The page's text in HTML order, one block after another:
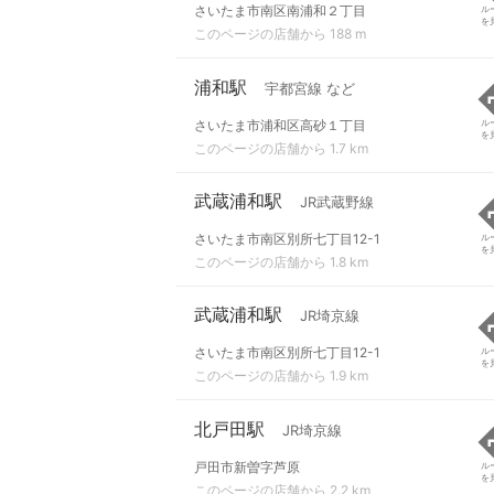
さいたま市南区南浦和２丁目
このページの店舗から 188 m
ル
を
浦和駅 宇都宮線 など
さいたま市浦和区高砂１丁目
このページの店舗から 1.7 km
ル
を
武蔵浦和駅 JR武蔵野線
さいたま市南区別所七丁目12-1
このページの店舗から 1.8 km
ル
を
武蔵浦和駅 JR埼京線
さいたま市南区別所七丁目12-1
このページの店舗から 1.9 km
ル
を
北戸田駅 JR埼京線
戸田市新曽字芦原
このページの店舗から 2.2 km
ル
を